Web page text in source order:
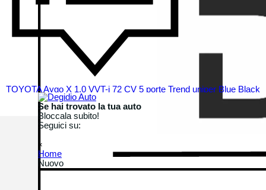
TOYOTA Aygo X 1.0 VVT-i 72 CV 5 porte Trend uniper Blue Black
TOYOTA
Tipo vettura: Nuova
Alimentazione: Benzina
Neopatentati: Si
Se hai trovato la tua auto
Bloccala subito!
Seguici su:
×
Home
Nuovo